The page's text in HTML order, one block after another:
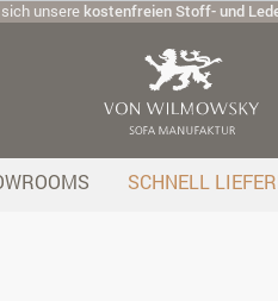
unsere kostenfreien Stoff- und
SCHNELL